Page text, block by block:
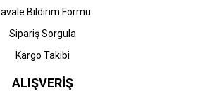
Gönder
Bildirim Formu
Sipariş Sorgula
Kargo Takibi
ALIŞVERİŞ